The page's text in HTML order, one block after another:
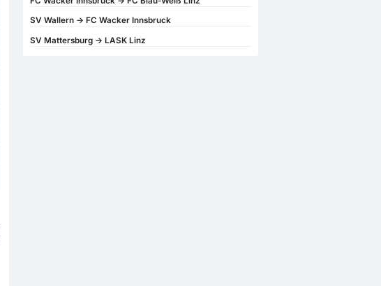
SV Wallern -> FC Wacker Innsbruck
SV Mattersburg -> LASK Linz